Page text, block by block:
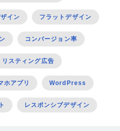
イン フラットデザイン
コンバージョン率
リスティング広告
ホアプリ WordPress
レスポンシブデザイン